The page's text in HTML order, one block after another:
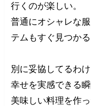
行くのが楽しい。
普通にオシャレな
テムもすぐ見つかる
別に妥協してるわ
幸せを実感できる瞬
美味しい料理を作